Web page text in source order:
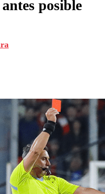
posible